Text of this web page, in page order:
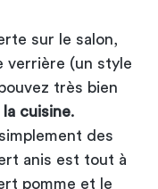
sur le salon,
verrière (un style
très bien
cuisine.
des
anis est tout à
pomme et le